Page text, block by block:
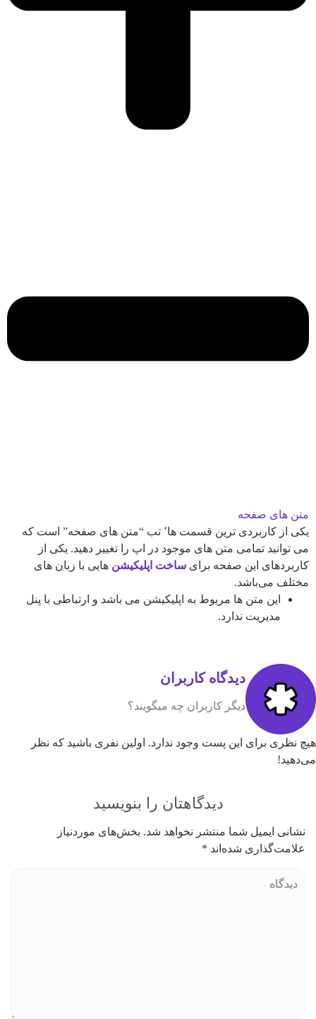
متن های صفحه
یکی از کاربردی ترین قسمت ها٬ تب “متن های صفحه” است که
می توانید تمامی متن های موجود در اپ را تغییر دهید. یکی از
کاربردهای این صفحه برای ساخت اپلیکیشن هایی با زبان های
مختلف می‌باشد.
این متن ها مربوط به اپلیکیشن می باشد و ارتباطی با پنل
مدیریت ندارد.
دیدگاه کاربران
دیگر کاربران چه میگویند؟
هیچ نظری برای این پست وجود ندارد. اولین نفری باشید که نظر
می‌دهید!
دیدگاهتان را بنویسید
نشانی ایمیل شما منتشر نخواهد شد. بخش‌های موردنیاز
علامت‌گذاری شده‌اند *